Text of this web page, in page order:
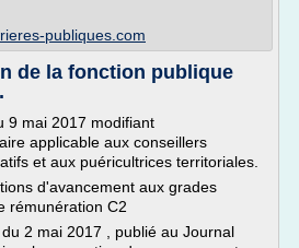
publiques.com
de la fonction publique
9 mai 2017 modifiant
applicable aux conseillers
et aux puéricultrices territoriales.
d'avancement aux grades
rémunération C2
2 mai 2017 , publié au Journal